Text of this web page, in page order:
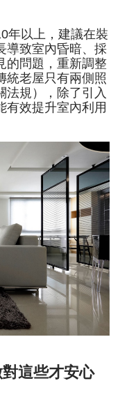
年以上，建議在裝
導致室內昏暗、採
的問題，重新調整
統老屋只有兩側照
法規），除了引入
有效提升室內利用
這些才安心